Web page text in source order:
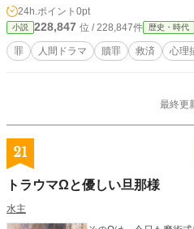
そして彼を追う“何か”
が交錯するダークファ
24h.ポイント 0pt
小説 228,847 位 / 228,847件 歴史・時代
罪 人間ドラマ 贖罪 救済 心理
最終更
21
トラウマΩと優しい旦那様
水主